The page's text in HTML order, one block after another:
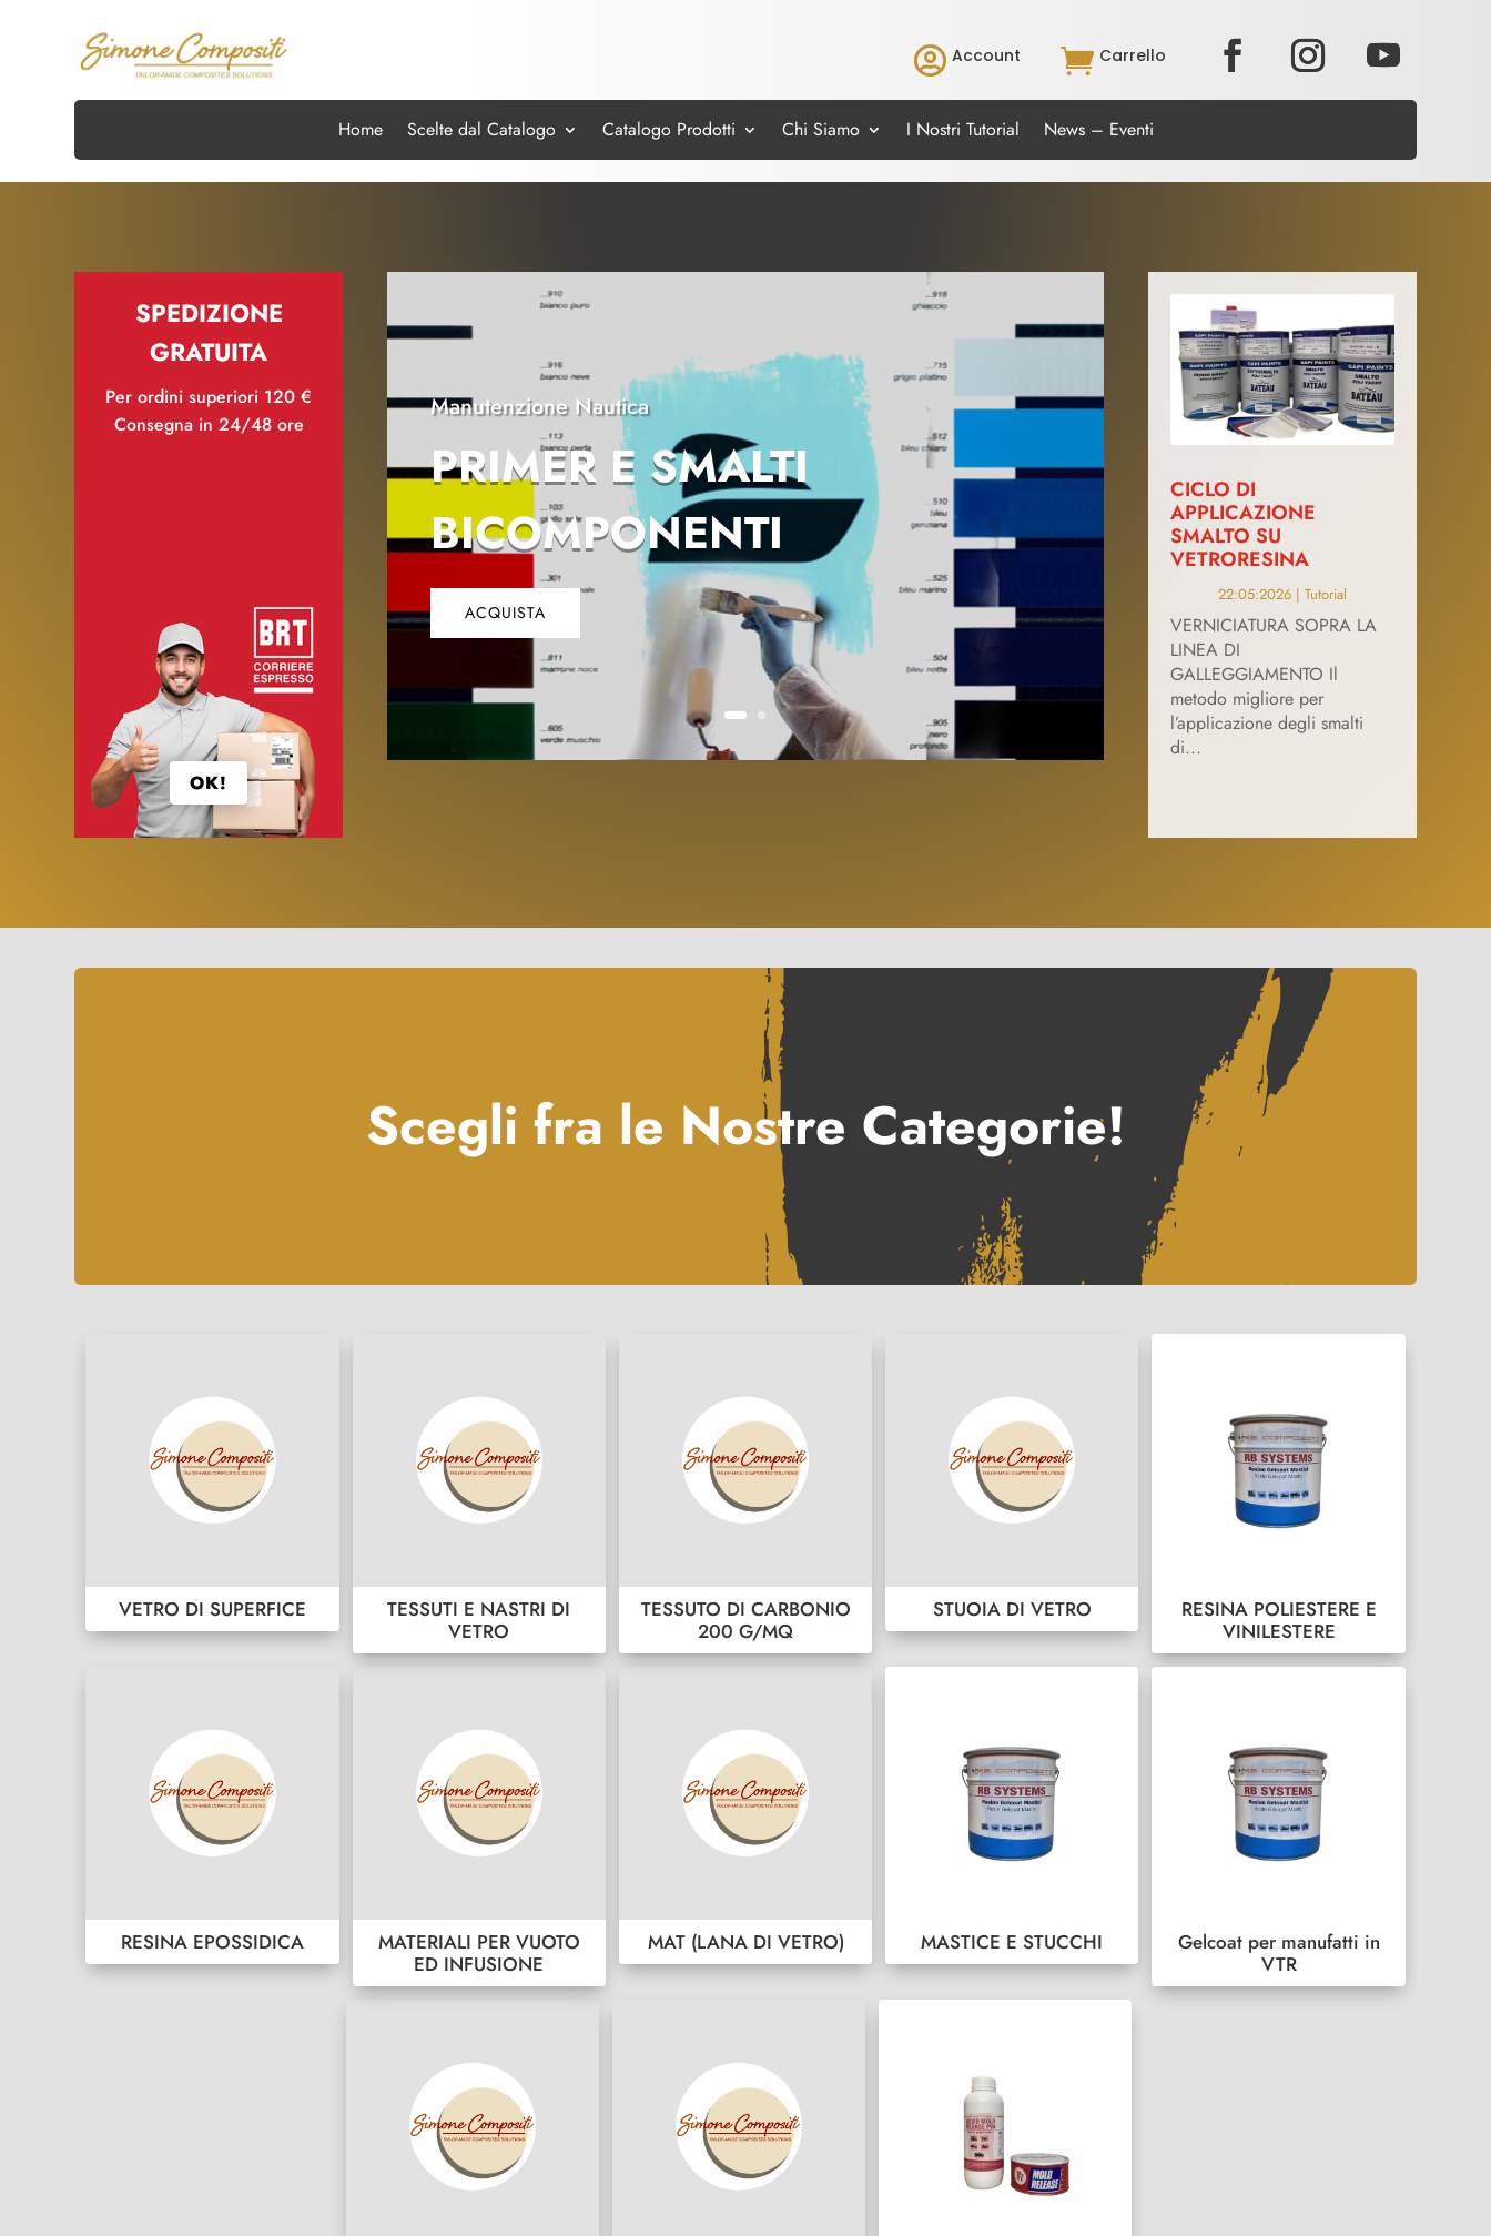
 Account  Carrello
Home Scelte dal Catalogo Catalogo Prodotti Chi Siamo I Nostri Tutorial News – Eventi
SPEDIZIONE
GRATUITA
Per ordini superiori 120 €
Consegna in 24/48 ore
OK!
Manutenzione Nautica
PRIMER E SMALTI
BICOMPONENTI
ACQUISTA
CICLO DI
APPLICAZIONE
SMALTO SU
VETRORESINA
22:05:2026| Tutorial
VERNICIATURA SOPRA LA
LINEA DI
GALLEGGIAMENTO Il
metodo migliore per
l’applicazione degli smalti
di...
Scegli fra le Nostre Categorie!
VETRO DI SUPERFICE
TESSUTI E NASTRI DI
VETRO
TESSUTO DI CARBONIO
200 G/MQ
STUOIA DI VETRO
RESINA POLIESTERE E
VINILESTERE
RESINA EPOSSIDICA
MATERIALI PER VUOTO
ED INFUSIONE
MAT (LANA DI VETRO) MASTICE E STUCCHI
Gelcoat per manufatti in
VTR